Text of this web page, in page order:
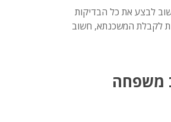
לבצע את כל הבדיקות
לקבלת המשכנתא, חשוב
משפחה